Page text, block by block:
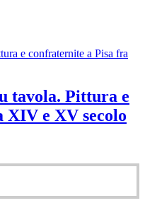
tavola. Pittura e
e XV secolo